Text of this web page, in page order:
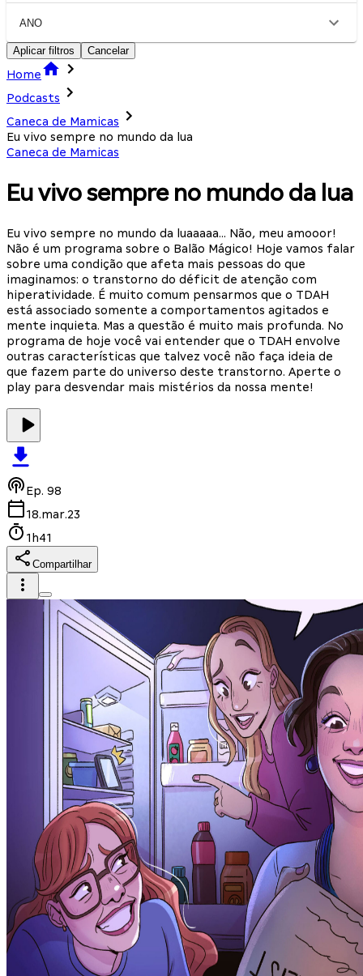
ANO
Aplicar filtros Cancelar
Home
Podcasts
Caneca de Mamicas
Eu vivo sempre no mundo da lua
Caneca de Mamicas
Eu vivo sempre no mundo da lua
Eu vivo sempre no mundo da luaaaaa… Não, meu amooor!
Não é um programa sobre o Balão Mágico! Hoje vamos falar
sobre uma condição que afeta mais pessoas do que
imaginamos: o transtorno do déficit de atenção com
hiperatividade. É muito comum pensarmos que o TDAH
está associado somente a comportamentos agitados e
mente inquieta. Mas a questão é muito mais profunda. No
programa de hoje você vai entender que o TDAH envolve
outras características que talvez você não faça ideia de
que fazem parte do universo deste transtorno. Aperte o
play para desvendar mais mistérios da nossa mente!
Ep. 98
18.mar.23
1h41
Compartilhar